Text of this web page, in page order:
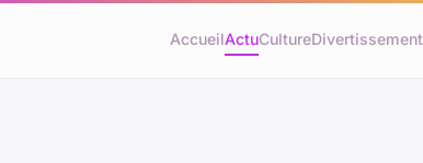
AccueilActuCultureDivertissement